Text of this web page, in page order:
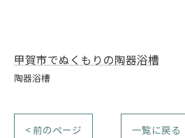
甲賀市でぬくもりの陶器浴槽
陶器浴槽
< 前のページ 一覧に戻る